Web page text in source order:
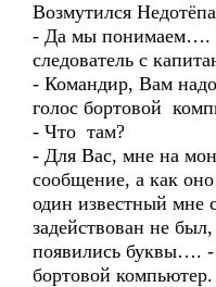
Возмутился
- Да мы понимаем….
следователь с
- Командир, Вам
голос бортовой
- Что там?
- Для Вас, мне на
сообщение, а как
один известный мне
задействован не
появились буквы…. -
бортовой компьютер.